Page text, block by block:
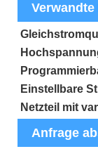
Einstellbare
Netzteil mit
Anfrage